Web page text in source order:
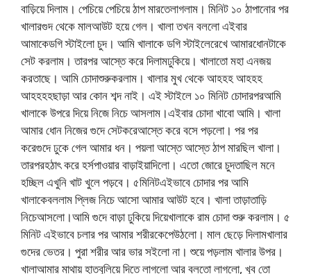
বাড়িয়ে দিলাম। পেচিয়ে পেচিয়ে ঠাপ মারতেলাগলাম। মিনিট ১০ ঠাপানোর পর
খালারগুদ থেকে মালআউট হয়ে গেল। খালা তখন বললো এইবার
আমাকেডগি স্টাইলো চুদ। আমি খালাকে ডগি স্টাইলেরেখে আমারধোনটাকে
সেট করলাম। তারপর আস্তে করে দিলামঢুকিয়ে। খালাতো মহা এনজয়
করতাছে। আমি চোদাশুরুকরলাম। খালার মুখ থেকে আহহহ আহহহ
আহহহহছাড়া আর কোন শব্দ নাই। এই স্টাইলে ১০ মিনিট চোদারপরআমি
খালাকে উপরে দিয়ে নিজে নিচে আসলাম।এইবার চোদা খাবো আমি। খালা
আমার ধোন নিজের গুদে সেটকরেআস্তে করে বসে পড়লো। পর পর
করেগুদে ঢুকে গেল আমার ধন। পয়লা আস্তে আস্তে ঠাপ মারছিল খালা।
তারপরহঠাৎ করে হর্সপাওয়ার বাড়াইয়াদিলো। এতো জোরে চুদতাছিল মনে
হচ্ছিল এখুনি খাট খুলে পড়বে। ৫মিনিটএইভাবে চোদার পর আমি
খালাকেবললাম প্লিজ নিচে আসো আমার আউট হবে। খালা তাড়াতাড়ি
নিচেআসলো।আমি গুদে বাড়া ঢুকিয়ে দিয়েখালাকে রাম চোদা শুরু করলাম। ৫
মিনিট এইভাবে চলার পর আমার শরীরকেপেউঠলো। মাল ছেড়ে দিলামখালার
গুদের ভেতর। পুরা শরীর আর ভার সইলো না। শুয়ে পড়লাম খালার উপর।
খালাআমার মাথায় হাতবুলিয়ে দিতে লাগলো আর বলতো লাগলো, খুব তো